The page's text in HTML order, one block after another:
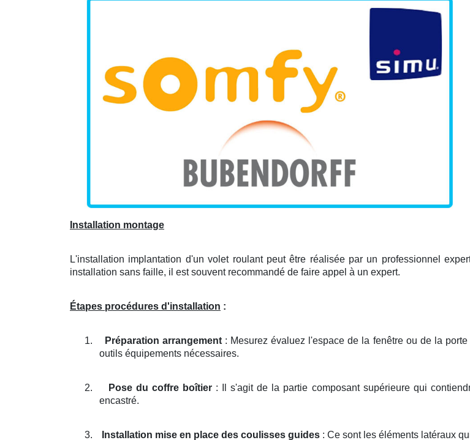
Installation montage
L'installation implantation d'un volet roulant peut être réalisée par un professionnel
installation sans faille, il est souvent recommandé de faire appel à un expert.
Étapes procédures d'installation :
1. Préparation arrangement : Mesurez évaluez l'espace de la fenêtre ou de la
outils équipements nécessaires.
2. Pose du coffre boîtier: Il s'agit de la partie composant supérieure qui
encastré.
3. Installation mise en place des coulisses guides : Ce sont les éléments latéraux